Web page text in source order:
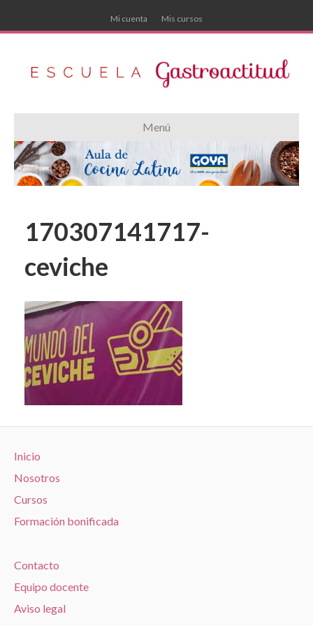
Mi cuenta Mis cursos
Menú
170307141717-
ceviche
Inicio
Nosotros
Cursos
Formación bonificada
Contacto
Equipo docente
Aviso legal